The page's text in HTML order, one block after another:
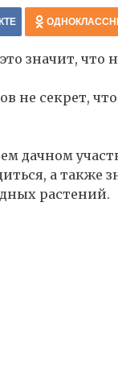
значит,
не секрет,
дачном
а также
растений.